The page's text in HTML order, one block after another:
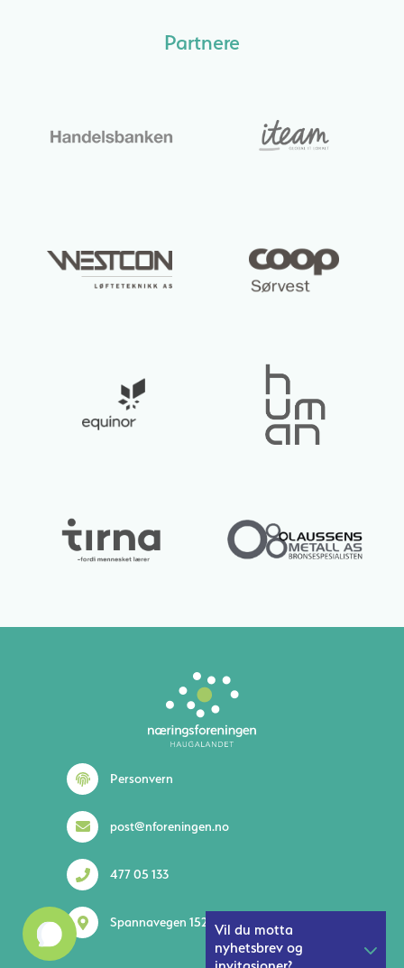
Vil du motta
nyhetsbrev og
Partnere
Personvern
post@nforeningen.no
477 05 133
Spannavegen 152 5535 Haugesund
1